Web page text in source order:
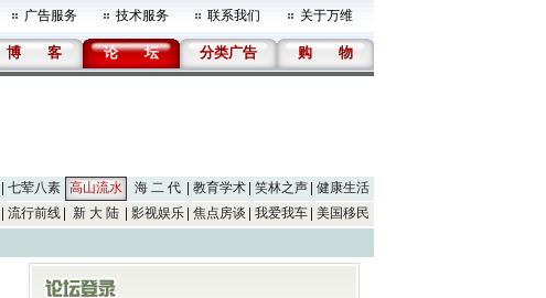
广告服务 技术服务 联系我们 关于万维
博 客 论 坛 分类广告 购 物
七荤八素 高山流水 海 二 代 教育学术 笑林之声
健康生活
流行前线 新 大 陆 影视娱乐 焦点房谈 我爱我车 美国移民